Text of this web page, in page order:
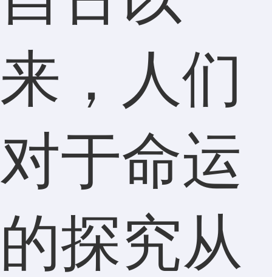
来，人们
对于命运
的探究从